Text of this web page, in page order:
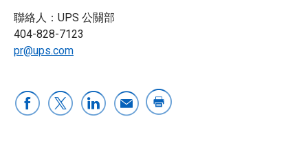
聯絡人：UPS 公關部
404-828-7123
pr@ups.com